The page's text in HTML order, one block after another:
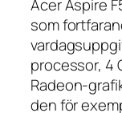
Acer Aspire
som
processor, 4
Radeon-
den för